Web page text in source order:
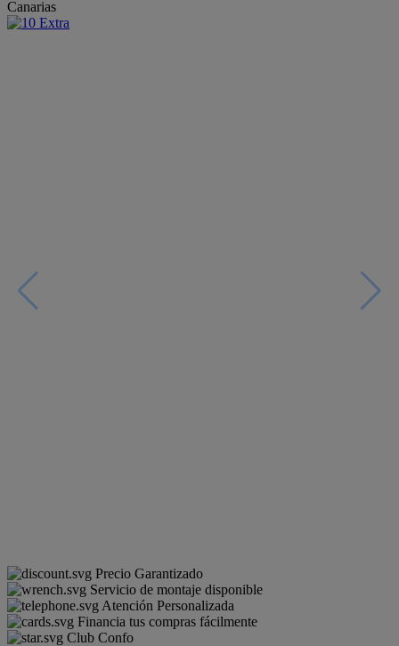
Canarias
Precio Garantizado
Servicio de montaje disponible
Atención Personalizada
Financia tus compras fácilmente
Club Confo